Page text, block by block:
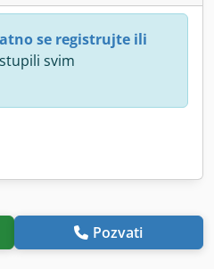
se registrujte ili
svim
Pozvati